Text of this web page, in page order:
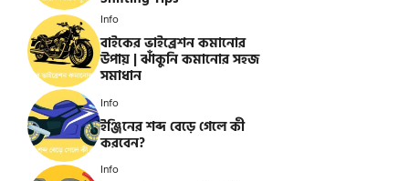
Info
বাইকের ভাইব্রেশন কমানোর
উপায় | ঝাঁকুনি কমানোর সহজ
সমাধান
Info
ইঞ্জিনের শব্দ বেড়ে গেলে কী
করবেন?
Info